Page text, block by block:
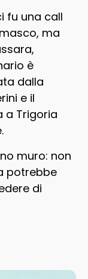
fu una call
ma
è
dalla
e il
a Trigoria
muro: non
potrebbe
di